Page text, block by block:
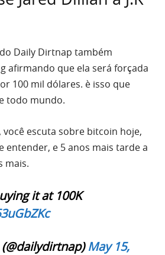
Daily Dirtnap também
afirmando que ela será forçada
100 mil dólares. è isso que
todo mundo.
escuta sobre bitcoin hoje,
entender, e 5 anos mais tarde a
mais.
it at 100K
May 15,